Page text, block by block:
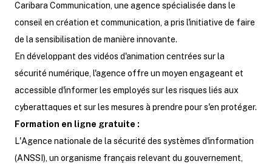
Caribara Communication, une agence spécialisée dans le
conseil en création et communication, a pris l'initiative de faire
de la sensibilisation de manière innovante.
En développant des vidéos d'animation centrées sur la
sécurité numérique, l'agence offre un moyen engageant et
accessible d'informer les employés sur les risques liés aux
cyberattaques et sur les mesures à prendre pour s'en protéger.
Formation en ligne gratuite :
L'Agence nationale de la sécurité des systèmes d'information
(ANSSI), un organisme français relevant du gouvernement,